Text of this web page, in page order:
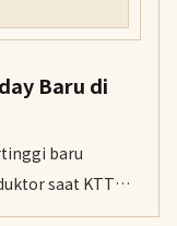
Baru di
baru
saat KTT
harga